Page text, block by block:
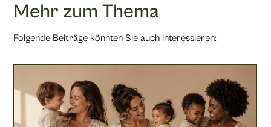
Mehr zum Thema
Folgende Beiträge könnten Sie auch interessieren: